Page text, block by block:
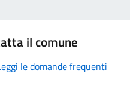
il comune
le domande frequenti